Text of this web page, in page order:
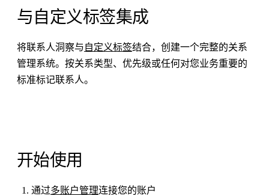
与自定义标签集成
将联系人洞察与自定义标签结合，创建一个完整的关系
管理系统。按关系类型、优先级或任何对您业务重要的
标准标记联系人。
开始使用
通过多账户管理连接您的账户